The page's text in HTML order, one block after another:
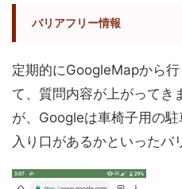
バリアフリー情報
定期的にGoogleMapから
て、質問内容が上がってき
が、Googleは車椅子用の
入り口があるかといったバ